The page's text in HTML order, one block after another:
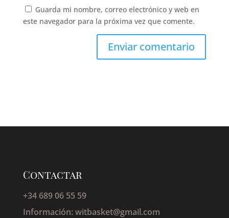
Guarda mi nombre, correo electrónico y web en
este navegador para la próxima vez que comente.
Contactar
+34 689 06 55 59
Información: witbasket@gmail.com